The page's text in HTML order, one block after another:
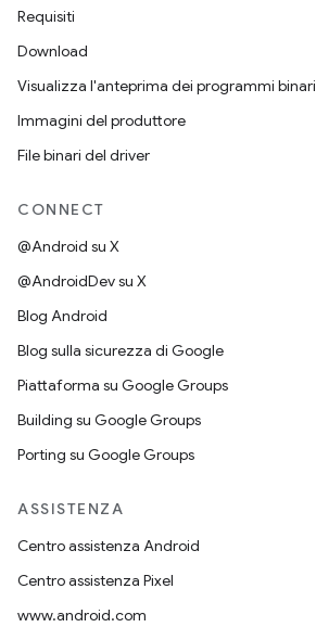
Requisiti
Download
Visualizza l'anteprima dei programmi binari
Immagini del produttore
File binari del driver
CONNECT
@Android su X
@AndroidDev su X
Blog Android
Blog sulla sicurezza di Google
Piattaforma su Google Groups
Building su Google Groups
Porting su Google Groups
ASSISTENZA
Centro assistenza Android
Centro assistenza Pixel
www.android.com